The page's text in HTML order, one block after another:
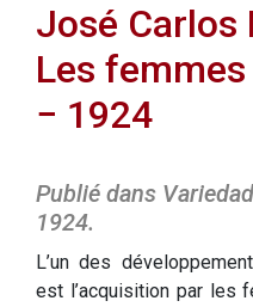
José Carlos
Les
− 1924
Publié dans
1924.
L’un des
est l’acquisition par les